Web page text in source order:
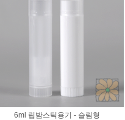
6ml 립밤스틱용기 - 슬림형